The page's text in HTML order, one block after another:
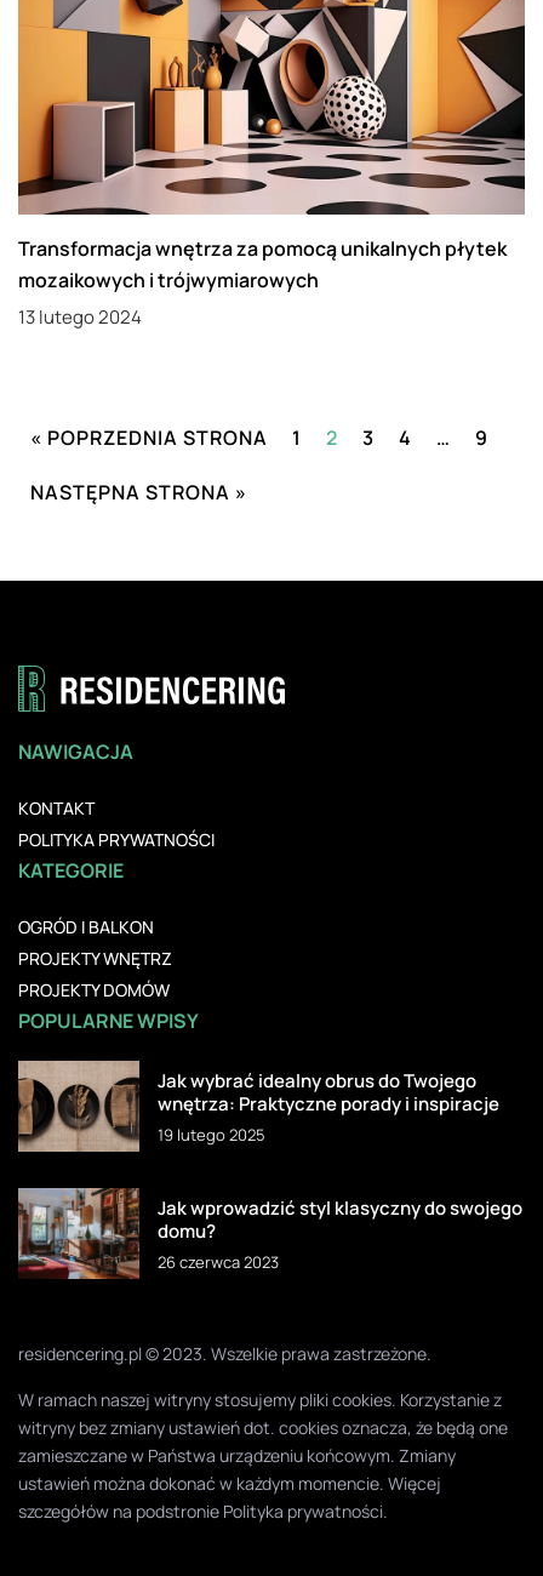
Transformacja wnętrza za pomocą unikalnych płytek
mozaikowych i trójwymiarowych
13 lutego 2024
« POPRZEDNIA STRONA 1 2 3 4 … 9
NASTĘPNA STRONA »
NAWIGACJA
KONTAKT
POLITYKA PRYWATNOŚCI
KATEGORIE
OGRÓD I BALKON
PROJEKTY WNĘTRZ
PROJEKTY DOMÓW
POPULARNE WPISY
Jak wybrać idealny obrus do Twojego
wnętrza: Praktyczne porady i inspiracje
19 lutego 2025
Jak wprowadzić styl klasyczny do swojego
domu?
26 czerwca 2023
residencering.pl © 2023. Wszelkie prawa zastrzeżone.
W ramach naszej witryny stosujemy pliki cookies. Korzystanie z
witryny bez zmiany ustawień dot. cookies oznacza, że będą one
zamieszczane w Państwa urządzeniu końcowym. Zmiany
ustawień można dokonać w każdym momencie. Więcej
szczegółów na podstronie Polityka prywatności.